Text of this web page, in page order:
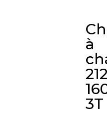
à
3T